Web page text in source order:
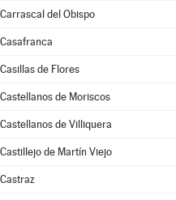
Carrascal del Obispo
Casafranca
Casillas de Flores
Castellanos de Moriscos
Castellanos de Villiquera
Castillejo de Martín Viejo
Castraz